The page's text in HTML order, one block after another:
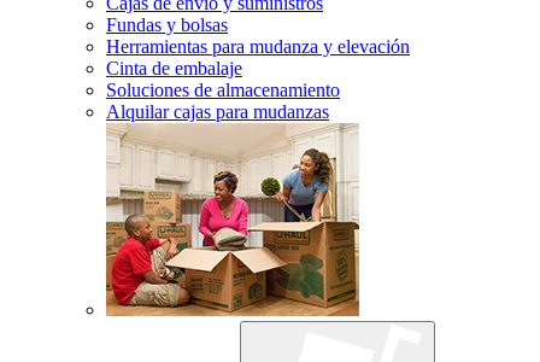
Fundas y bolsas
Herramientas para mudanza y elevación
Cinta de embalaje
Soluciones de almacenamiento
Alquilar cajas para mudanzas